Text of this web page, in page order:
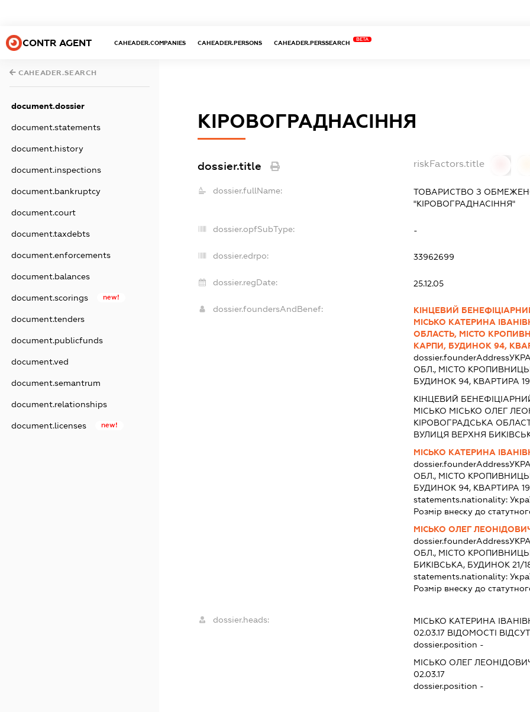
CONTR AGENT CAHEADER.COMPANIES CAHEADER.PERSONS CAHEADER.PERSSEARCH
BETA
CAHEADER.SEARCH
document.dossier
document.statements
document.history
document.inspections
document.bankruptcy
document.court
document.taxdebts
document.enforcements
document.balances
document.scorings new!
document.tenders
document.publicfunds
document.ved
document.semantrum
document.relationships
document.licenses new!
КІРОВОГРАДНАСІННЯ
dossier.title riskFactors.title
dossier.fullName:
ТОВАРИСТВО З
"КІРОВОГРАДНАСІННЯ"
dossier.opfSubType: -
dossier.edrpo: 33962699
dossier.regDate: 25.12.05
dossier.foundersAndBenef:
КІНЦЕВИЙ
МІСЬКО КАТЕРИНА
ОБЛАСТЬ, МІСТО
КАРПИ, БУДИНОК 94,
dossier.founderAddress
ОБЛ., МІСТО
БУДИНОК 94, КВАРТИРА 19
КІНЦЕВИЙ
МІСЬКО МІСЬКО ОЛЕГ
КІРОВОГРАДСЬКА
ВУЛИЦЯ ВЕРХНЯ
МІСЬКО КАТЕРИНА
dossier.founderAddress
ОБЛ., МІСТО
БУДИНОК 94, КВАРТИРА 19
statements.nationality:
Розмір внеску до
МІСЬКО ОЛЕГ
dossier.founderAddress
ОБЛ., МІСТО
БИКІВСЬКА, БУДИНОК 21/
statements.nationality:
Розмір внеску до
dossier.heads: МІСЬКО КАТЕРИНА
02.03.17ВІДОМОСТІ
dossier.position -
МІСЬКО ОЛЕГ
02.03.17
dossier.position -